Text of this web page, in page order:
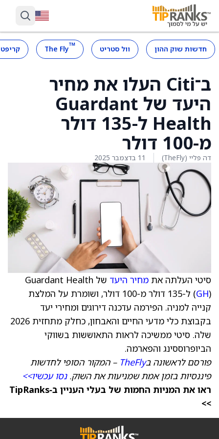
חדשות שוק ההון וול סטריט ™
The Fly
ב־Citi העלו את מחיר
היעד של Guardant
Health ל-135 דולר
מ-100 דולר
דה פליי (TheFly) 11 בדצמבר 2025
סיטי העלתה את מחיר היעד
של Guardant Health
(GH
) ל-135 דולר מ-100 דולר, ושומרת על המלצת
קנייה למניה. הפירמה עדכנה דירוגים ומחירי יעד
בקבוצת כלי מדעי החיים והאבחון, כחלק מתחזית 2026
שלה. סיטי ממשיכה לראות התאוששות בשווקי
הביופרוססינג והפארמה.
פורסם לראשונה בTheFly – המקור הסופי לחדשות
פיננסיות בזמן אמת שמניעות את השוק.נסו עכשיו>>
ראו את המניות החמות של בעלי העניין ב‑TipRanks
>>